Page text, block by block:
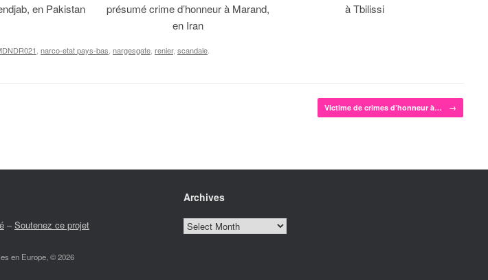
en Pakistan
présumé crime d’honneur à Marand,
en Iran
à Tbilissi
, narco-etat pays-bas, nargesgate, renier, scandale.
Victime de crimes d’honneur à… →
–Soutenez ce projet
Archives
Archives
en Europe, © 2026